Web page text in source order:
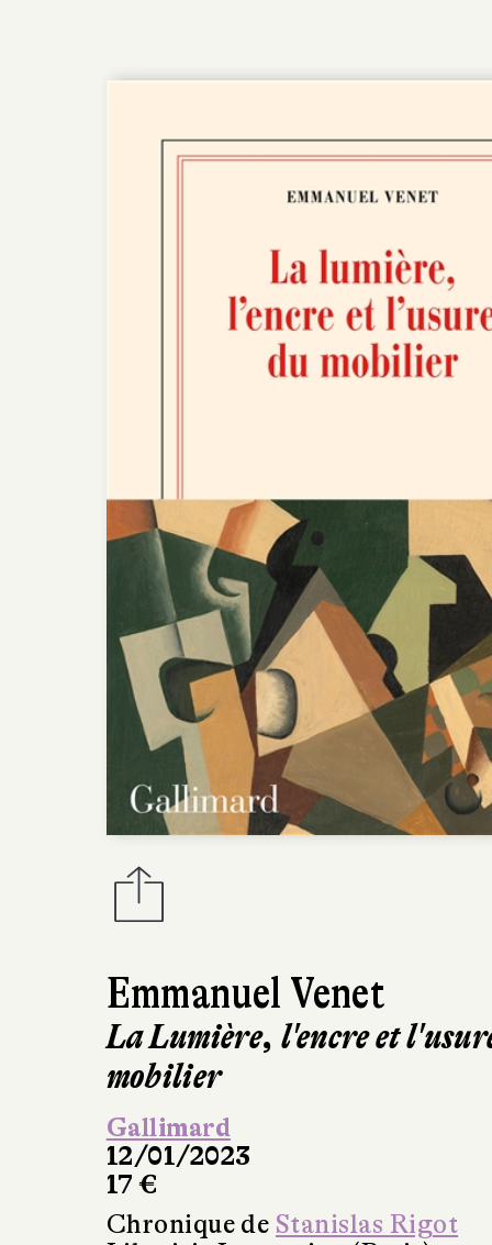
Emmanuel Venet
La Lumière, l'encre et
mobilier
Gallimard
12/01/2023
17 €
Chronique de Stanislas Rigot